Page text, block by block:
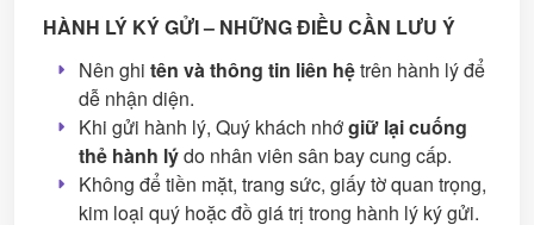
HÀNH LÝ KÝ GỬI – NHỮNG ĐIỀU CẦN LƯU Ý
Nên ghi tên và thông tin liên hệtrên hành lý để
dễ nhận diện.
Khi gửi hành lý, Quý khách nhớgiữ lại cuống
thẻ hành lýdo nhân viên sân bay cung cấp.
Không để tiền mặt, trang sức, giấy tờ quan trọng,
kim loại quý hoặc đồ giá trị trong hành lý ký gửi.